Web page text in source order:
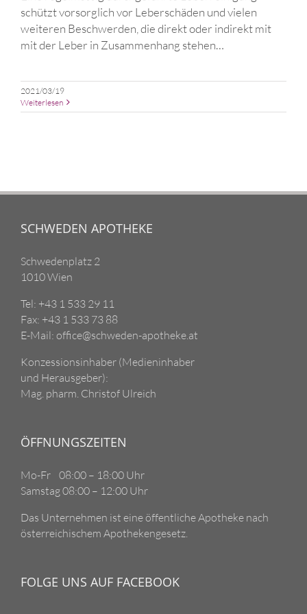
schützt vorsorglich vor Leberschäden und vielen
weiteren Beschwerden, die direkt oder indirekt mit
mit der Leber in Zusammenhang stehen…
2021/03/19
Weiterlesen
SCHWEDEN APOTHEKE
Schwedenplatz 2
1010 Wien
Tel: +43 1 533 29 11
Fax: +43 1 533 73 88
E-Mail: office@schweden-apotheke.at
Konzessionsinhaber (Medieninhaber
und Herausgeber):
Mag. pharm. Christof Ulreich
ÖFFNUNGSZEITEN
Mo-Fr 08:00 – 18:00 Uhr
Samstag 08:00 – 12:00 Uhr
Das Unternehmen ist eine öffentliche Apotheke nach
österreichischem Apothekengesetz.
FOLGE UNS AUF FACEBOOK